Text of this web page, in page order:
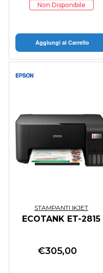
Non Disponibile
Aggiungi al Carrello
STAMPANTI IKJET
ECOTANK ET-2815
€305,00